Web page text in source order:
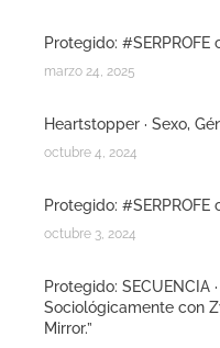
Protegido:
marzo 24, 2025
Heartstopper · Sexo,
octubre 4, 2024
Protegido: #SERPROFE
octubre 3, 2024
Protegido: SECUENCIA
Sociológicamente con
Mirror.”